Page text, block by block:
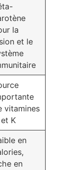
la
et le
vitamines
K
en
en